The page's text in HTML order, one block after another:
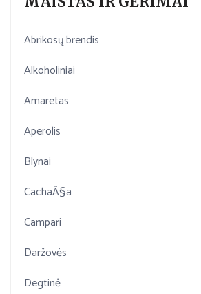
Abrikosų brendis
Alkoholiniai
Amaretas
Aperolis
Blynai
CachaÃ§a
Campari
Daržovės
Degtinė